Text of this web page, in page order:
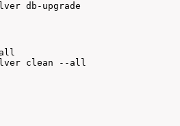
db-upgrade
clean --all